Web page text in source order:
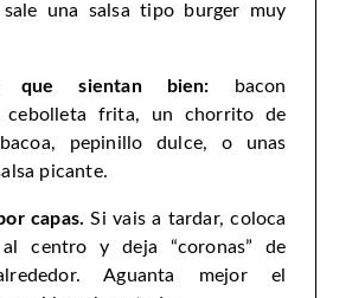
una salsa tipo burger muy
que sientan bien: bacon
cebolleta frita, un chorrito de
pepinillo dulce, o unas
picante.
capas. Si vais a tardar, coloca
centro y deja “coronas” de
Aguanta mejor el